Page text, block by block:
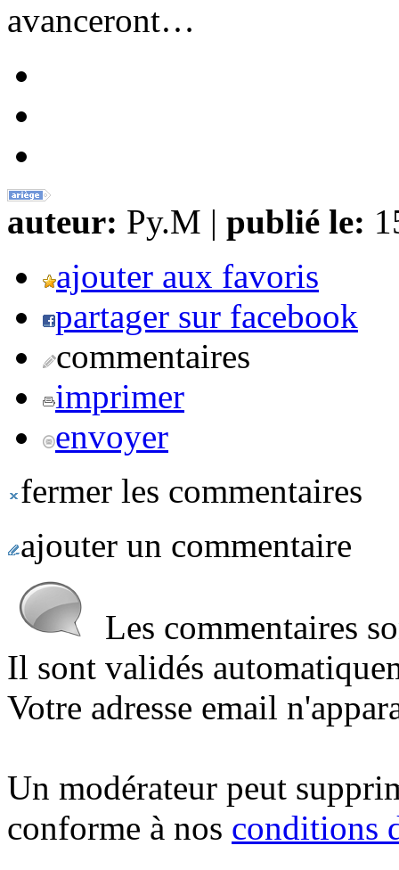
avanceront…
auteur: Py.M | publié le:
ajouter aux favoris
partager sur facebook
commentaires
imprimer
envoyer
fermer les commentaires
ajouter un commentaire
Les commentaires
Il sont validés
Votre adresse email
Un modérateur peut
conforme à nos conditions